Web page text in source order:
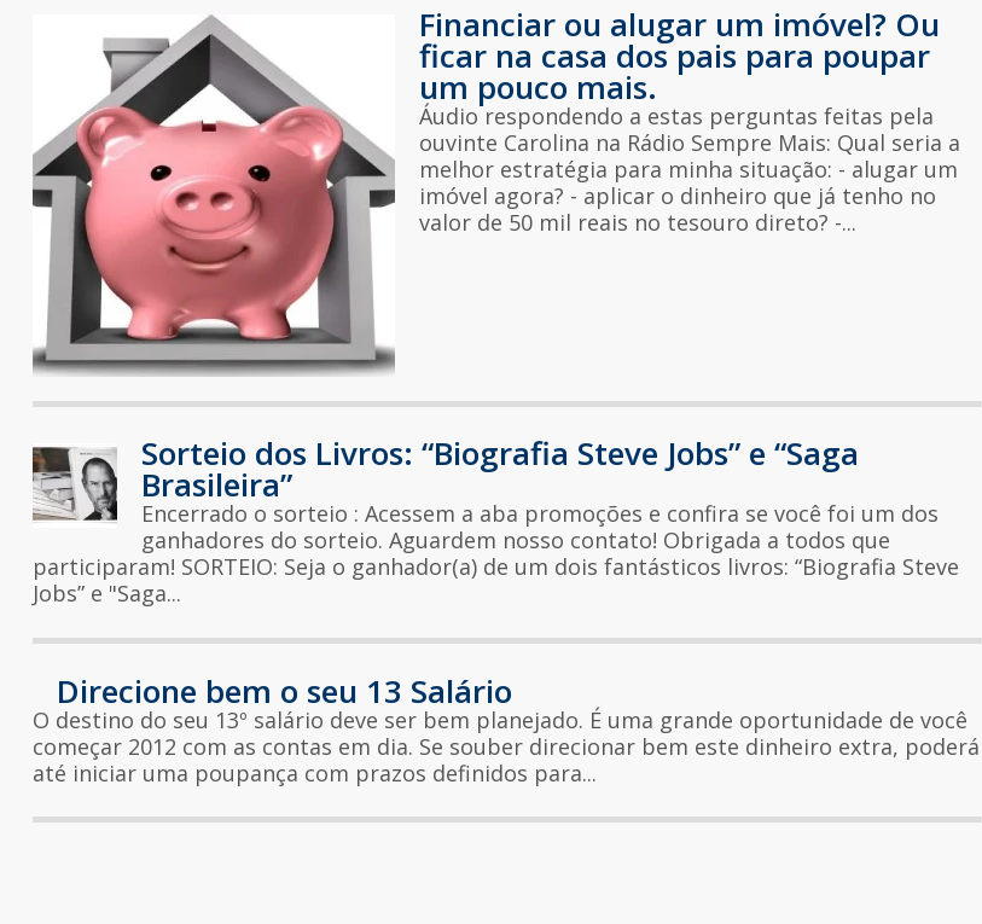
Financiar ou alugar um imóvel? Ou
ficar na casa dos pais para poupar
um pouco mais.
Áudio respondendo a estas perguntas feitas pela
ouvinte Carolina na Rádio Sempre Mais: Qual seria a
melhor estratégia para minha situação: - alugar um
imóvel agora? - aplicar o dinheiro que já tenho no
valor de 50 mil reais no tesouro direto? -...
Sorteio dos Livros: “Biografia Steve Jobs” e “Saga
Brasileira”
Encerrado o sorteio : Acessem a aba promoções e confira se você foi um dos
ganhadores do sorteio. Aguardem nosso contato! Obrigada a todos que
participaram! SORTEIO: Seja o ganhador(a) de um dois fantásticos livros: “Biografia Steve
Jobs” e "Saga...
Direcione bem o seu 13 Salário
O destino do seu 13º salário deve ser bem planejado. É uma grande oportunidade de você
começar 2012 com as contas em dia. Se souber direcionar bem este dinheiro extra, poderá
até iniciar uma poupança com prazos definidos para...